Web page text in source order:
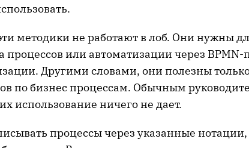
методики не работают в лоб. Они нужны
процессов или автоматизации через
Другими словами, они полезны
по бизнес процессам. Обычным
использование ничего не дает.
процессы через указанные